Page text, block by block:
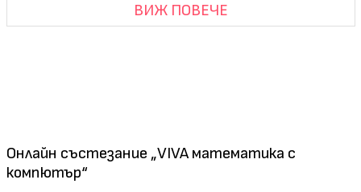
ВИЖ ПОВЕЧЕ
Онлайн състезание „VIVA математика с
компютър“